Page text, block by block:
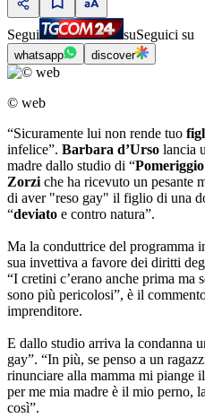
Segui suSeguici su
whatsapp discover
© web
“Sicuramente lui non rende tuo
infelice”. Barbara d’Urso lancia
madre dallo studio di “
Zorzi che ha ricevuto un pesante
di aver "reso gay" il figlio di una
“deviato e contro natura”.
Ma la conduttrice del programma
sua invettiva a favore dei diritti
“I cretini c’erano anche prima ma
sono più pericolosi”, è il
imprenditore.
E dallo studio arriva la condanna
gay”. “In più, se penso a un
rinunciare alla mamma mi piange
per me mia madre è il mio perno,
così”.